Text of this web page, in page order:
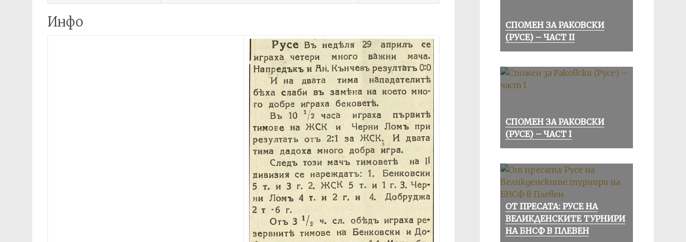
Инфо
СПОМЕН ЗА РАКОВСКИ
(РУСЕ) – ЧАСТ II
СПОМЕН ЗА РАКОВСКИ
(РУСЕ) – ЧАСТ I
ОТ ПРЕСАТА: РУСЕ НА
ВЕЛИКДЕНСКИТЕ ТУРНИРИ
НА БНСФ В ПЛЕВЕН